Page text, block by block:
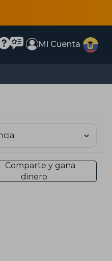
Mi Cuenta
Comparte y gana
dinero